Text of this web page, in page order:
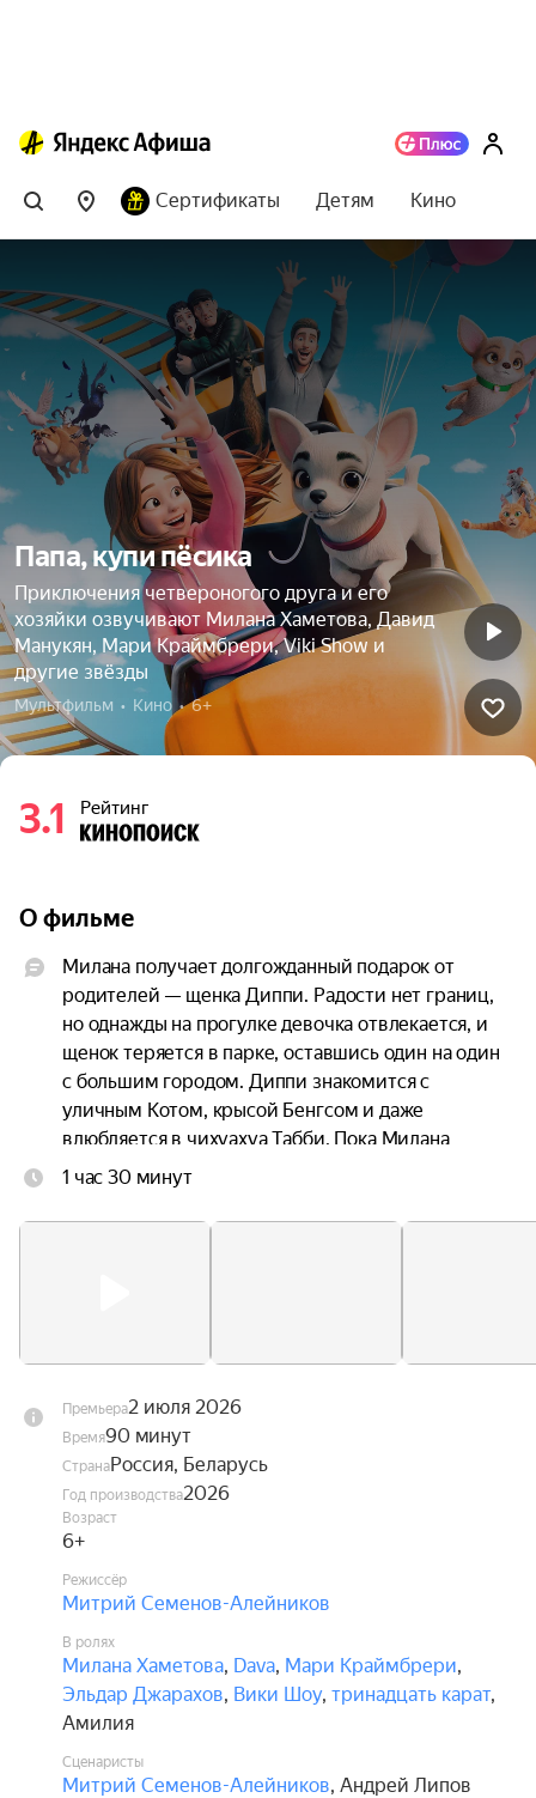
Сертификаты Детям Кино
Папа, купи пёсика
Приключения четвероногого друга и его
хозяйки озвучивают Милана Хаметова, Давид
Манукян, Мари Краймбрери, Viki Show и
другие звёзды
Мультфильм  •  Кино  •  6+
3.1 Рейтинг
О фильме
Милана получает долгожданный подарок от
родителей — щенка Диппи. Радости нет границ,
но однажды на прогулке девочка отвлекается, и
щенок теряется в парке, оставшись один на один
с большим городом. Диппи знакомится с
уличным Котом, крысой Бенгсом и даже
влюбляется в чихуахуа Табби. Пока Милана
ведёт поиски любимого песика, Диппи ждут
предстоит стать настоящим героем, способным
1 час 30 минут
Премьера2 июля 2026
Время90 минут
СтранаРоссия, Беларусь
Год производства2026
Возраст
6+
Режиссёр
Митрий Семенов-Алейников
В ролях
Милана Хаметова, Dava, Мари Краймбрери,
Эльдар Джарахов, Вики Шоу, тринадцать карат,
Амилия
Сценаристы
Митрий Семенов-Алейников, Андрей Липов